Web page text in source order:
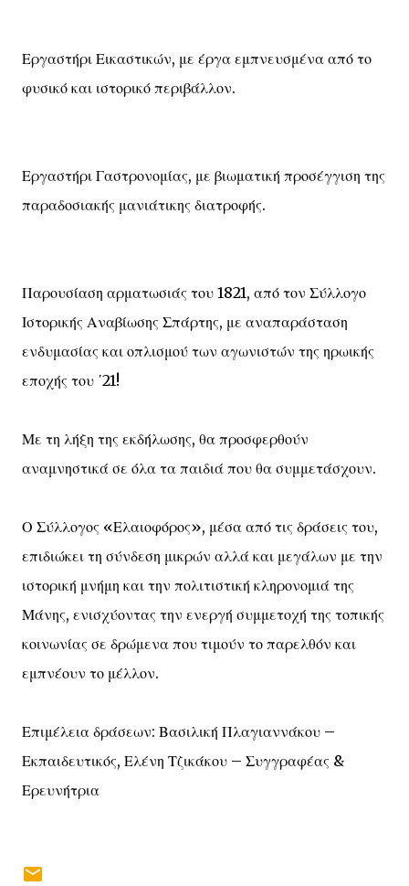
Εργαστήρι Εικαστικών, με έργα εμπνευσμένα από το
φυσικό και ιστορικό περιβάλλον.
Εργαστήρι Γαστρονομίας, με βιωματική προσέγγιση της
παραδοσιακής μανιάτικης διατροφής.
Παρουσίαση αρματωσιάς του 1821, από τον Σύλλογο
Ιστορικής Αναβίωσης Σπάρτης, με αναπαράσταση
ενδυμασίας και οπλισμού των αγωνιστών της ηρωικής
εποχής του ΄21!
Με τη λήξη της εκδήλωσης, θα προσφερθούν
αναμνηστικά σε όλα τα παιδιά που θα συμμετάσχουν.
Ο Σύλλογος «Ελαιοφόρος», μέσα από τις δράσεις του,
επιδιώκει τη σύνδεση μικρών αλλά και μεγάλων με την
ιστορική μνήμη και την πολιτιστική κληρονομιά της
Μάνης, ενισχύοντας την ενεργή συμμετοχή της τοπικής
κοινωνίας σε δρώμενα που τιμούν το παρελθόν και
εμπνέουν το μέλλον.
Επιμέλεια δράσεων: Βασιλική Πλαγιαννάκου –
Εκπαιδευτικός, Ελένη Τζικάκου – Συγγραφέας &
Ερευνήτρια